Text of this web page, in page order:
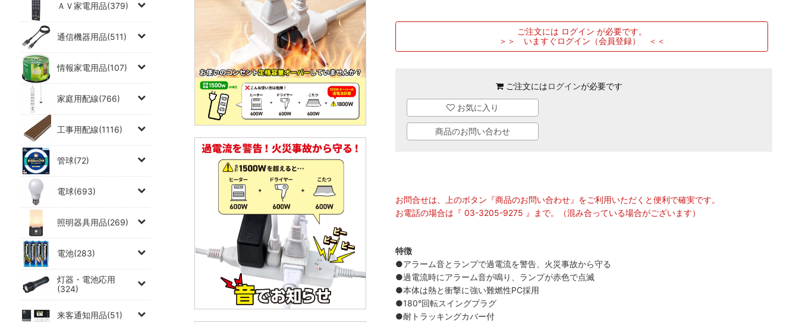
ＡＶ家電用品(379)
通信機器用品(511)
情報家電用品(107)
家庭用配線(766)
工事用配線(1116)
管球(72)
電球(693)
照明器具用品(269)
電池(283)
灯器・電池応用
(324)
来客通知用品(51)
ご注文には ログイン が必要です。
＞＞ いますぐログイン（会員登録） ＜＜
ご注文にはログインが必要です
お気に入り
商品のお問い合わせ
お問合せは、上のボタン『商品のお問い合わせ』をご利用いただくと便利で確実です。
お電話の場合は『 03-3205-9275 』まで。（混み合っている場合がございます）
特徴
●アラーム音とランプで過電流を警告、火災事故から守る
●過電流時にアラーム音が鳴り、ランプが赤色で点滅
●本体は熱と衝撃に強い難燃性PC採用
●180°回転スイングプラグ
●耐トラッキングカバー付